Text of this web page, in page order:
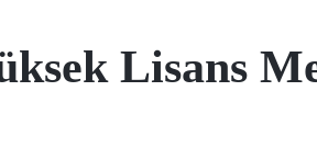
Lisans